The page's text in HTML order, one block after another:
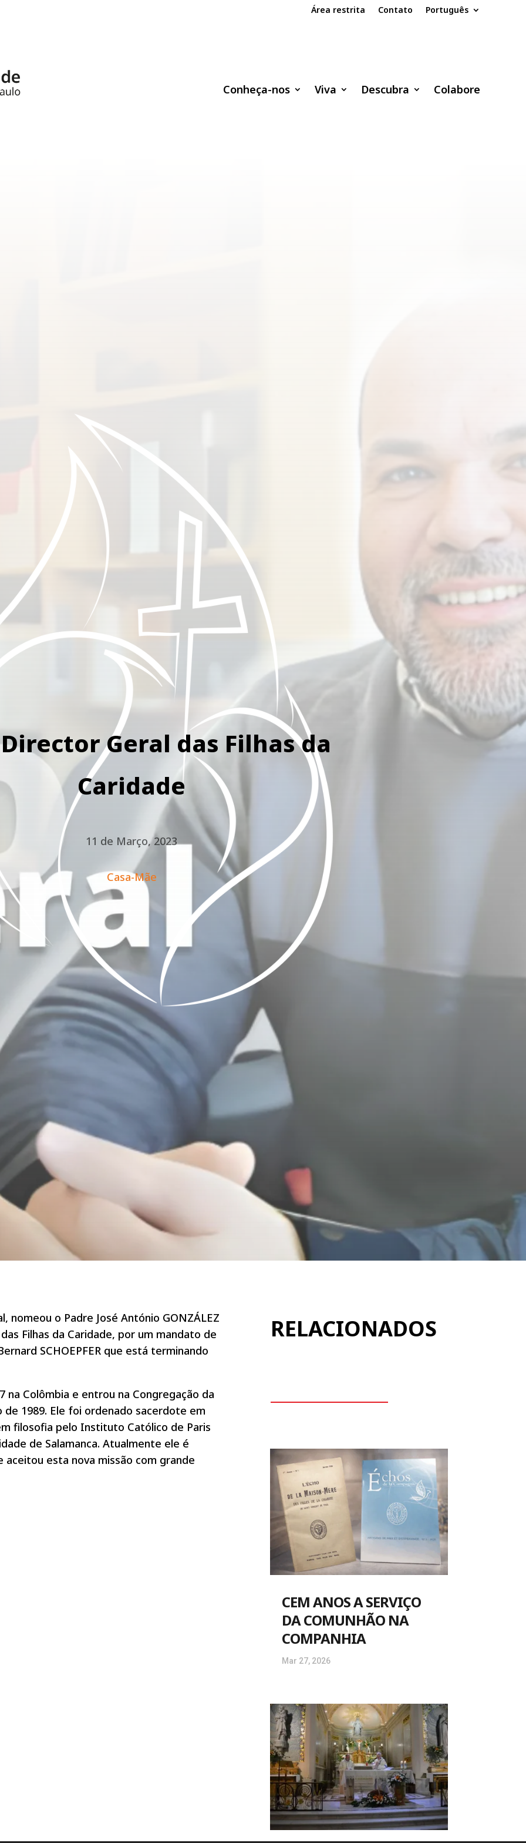
Área restrita Contato Português
Conheça-nos Viva Descubra Colabore
Geral das Filhas da
Caridade
11 de Março, 2023
Casa-Mãe
nomeou o Padre José António GONZÁLEZ
Filhas da Caridade, por um mandato de
SCHOEPFER que está terminando
na Colômbia e entrou na Congregação da
1989. Ele foi ordenado sacerdote em
filosofia pelo Instituto Católico de Paris
de Salamanca. Atualmente ele é
esta nova missão com grande
RELACIONADOS
CEM ANOS A SERVIÇO
DA COMUNHÃO NA
COMPANHIA
Mar 27, 2026